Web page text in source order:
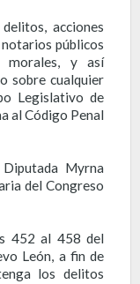
acciones
públicos
morales, y así
sobre cualquier
Legislativo de
al Código Penal
Myrna
del Congreso
452 al 458 del
León, a fin de
los delitos